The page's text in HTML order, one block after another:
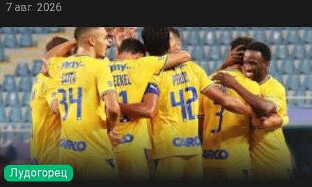
7 авг. 2026
Лудогорец